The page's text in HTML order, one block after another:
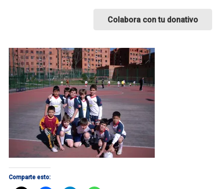
Colabora con tu donativo
Comparte esto: